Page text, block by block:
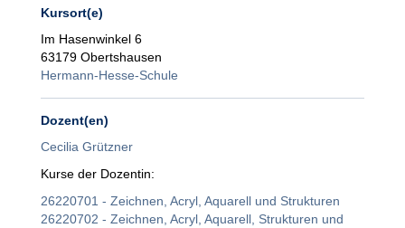
Kursort(e)
Im Hasenwinkel 6
63179 Obertshausen
Hermann-Hesse-Schule
Dozent(en)
Cecilia Grützner
Kurse der Dozentin:
26220701 - Zeichnen, Acryl, Aquarell und Strukturen
26220702 - Zeichnen, Acryl, Aquarell, Strukturen und